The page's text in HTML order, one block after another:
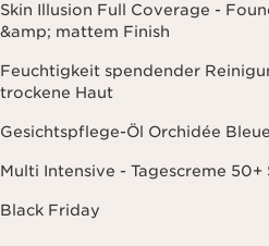
Skin Illusion Full Coverage -
&amp; mattem Finish
Feuchtigkeit spendender
trockene Haut
Gesichtspflege-Öl Orchidée Bleue
Multi Intensive - Tagescreme 50+
Black Friday